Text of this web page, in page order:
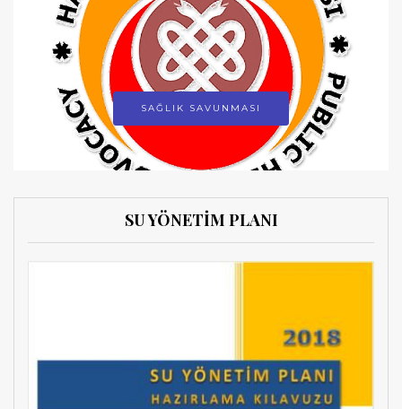
SAĞLIK SAVUNMASI
SU YÖNETİM PLANI